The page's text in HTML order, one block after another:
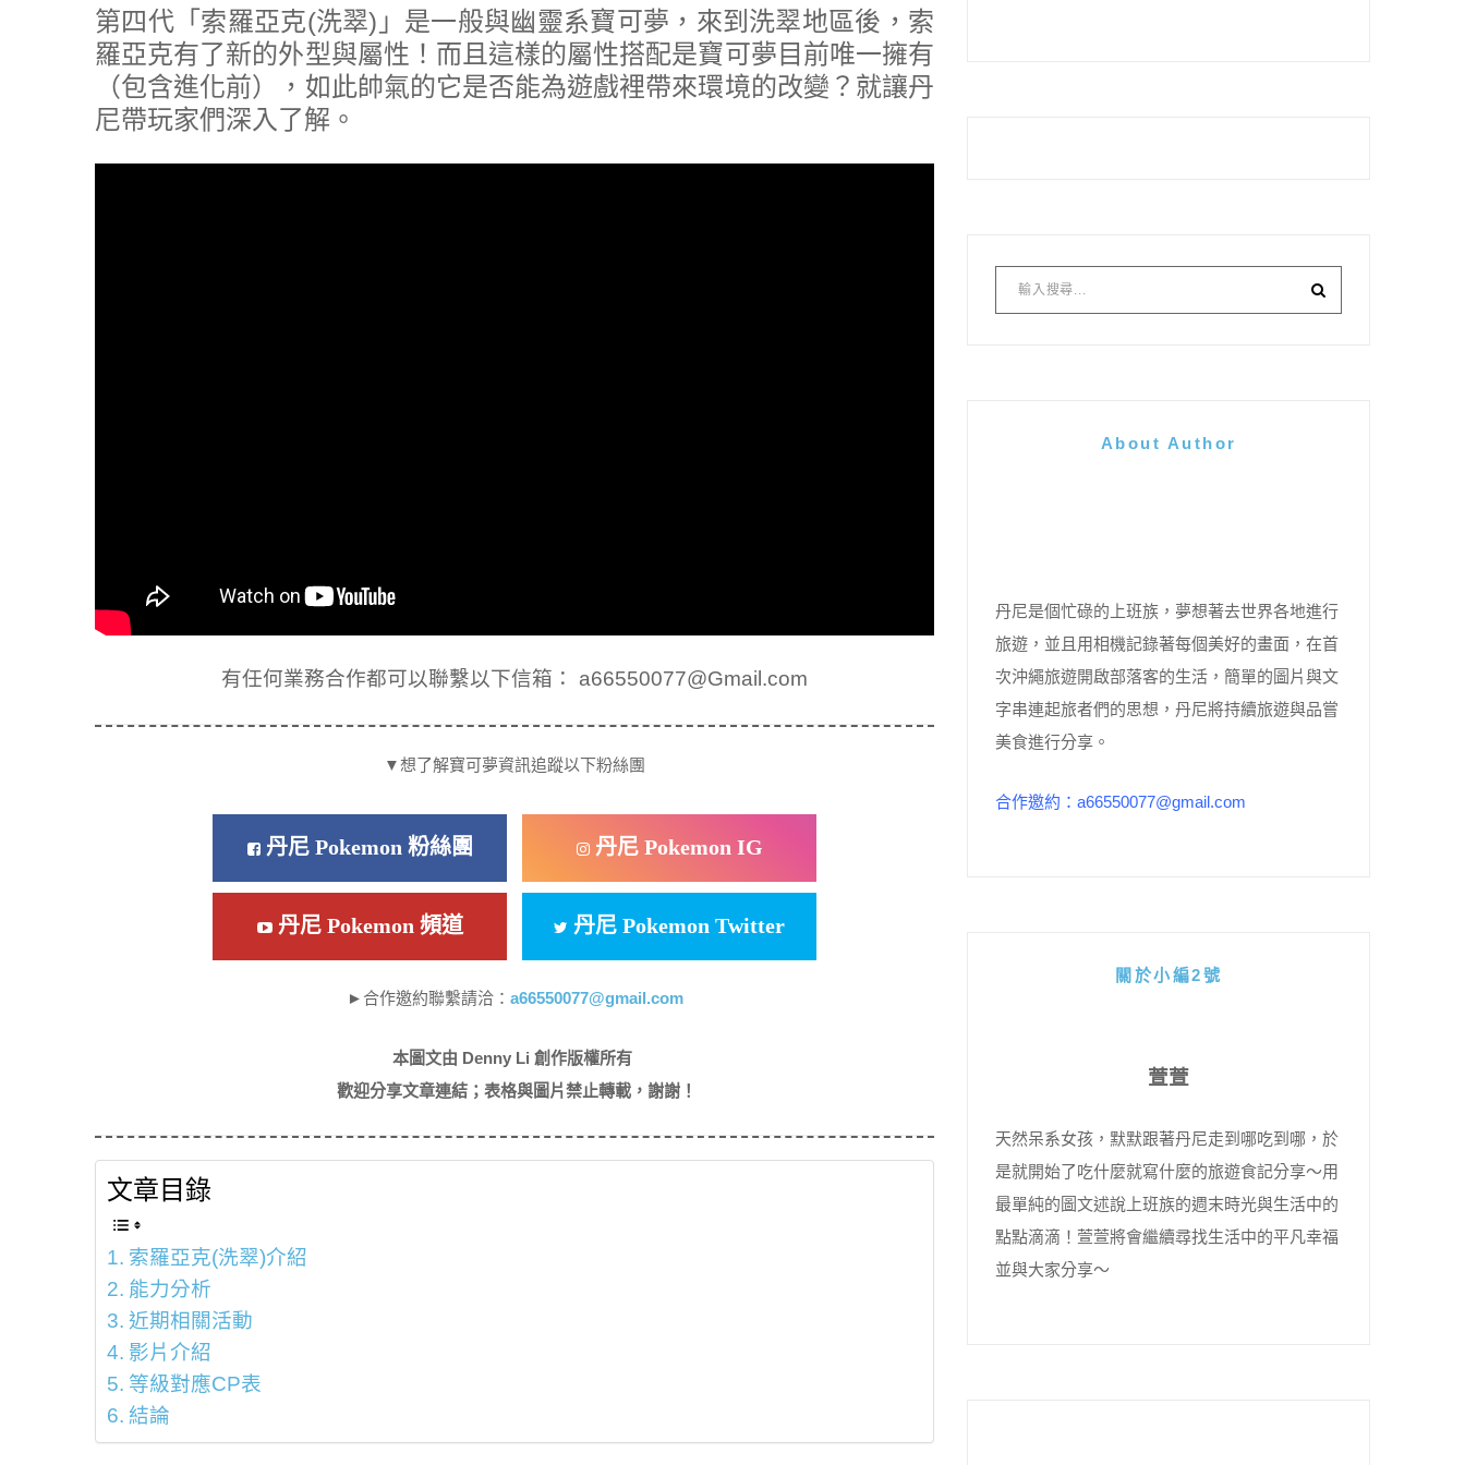
第四代「索羅亞克(洗翠)」是一般與幽靈系寶可夢，來到洗翠地區後，索
羅亞克有了新的外型與屬性！而且這樣的屬性搭配是寶可夢目前唯一擁有
（包含進化前），如此帥氣的它是否能為遊戲裡帶來環境的改變？就讓丹
尼帶玩家們深入了解。
有任何業務合作都可以聯繫以下信箱： a66550077@Gmail.com
▼想了解寶可夢資訊追蹤以下粉絲團
丹尼 Pokemon 粉絲團 丹尼 Pokemon IG
丹尼 Pokemon 頻道 丹尼 Pokemon Twitter
►合作邀約聯繫請洽： a66550077@gmail.com
本圖文由 Denny Li 創作版權所有
歡迎分享文章連結；表格與圖片禁止轉載，謝謝！
文章目錄
索羅亞克(洗翠)介紹
能力分析
近期相關活動
影片介紹
等級對應CP表
結論
About Author
丹尼是個忙碌的上班族，夢想著去世界各地進行
旅遊，並且用相機記錄著每個美好的畫面，在首
次沖繩旅遊開啟部落客的生活，簡單的圖片與文
字串連起旅者們的思想，丹尼將持續旅遊與品嘗
美食進行分享。
合作邀約：a66550077@gmail.com
關於小編2號
萱萱
天然呆系女孩，默默跟著丹尼走到哪吃到哪，於
是就開始了吃什麼就寫什麼的旅遊食記分享～用
最單純的圖文述說上班族的週末時光與生活中的
點點滴滴！萱萱將會繼續尋找生活中的平凡幸福
並與大家分享～